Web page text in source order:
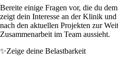
Bereite einige Fragen vor, die du
zeigt dein Interesse an der Klinik
nach den aktuellen Projekten zur
Zusammenarbeit im Team aussieht.
✨Zeige deine Belastbarkeit